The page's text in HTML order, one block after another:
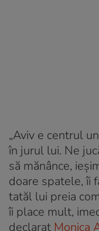
„Aviv e centrul
în jurul lui. Ne
să mănânce,
doare spatele, îi
tatăl lui preia
îi place mult,
declarat Monica